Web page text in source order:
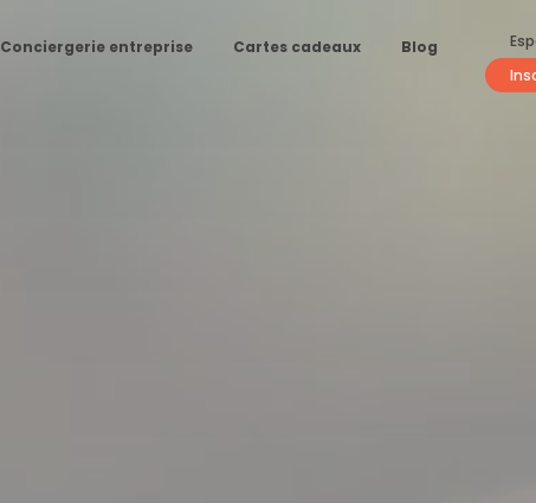
Conciergerie entreprise Cartes cadeaux
Blog